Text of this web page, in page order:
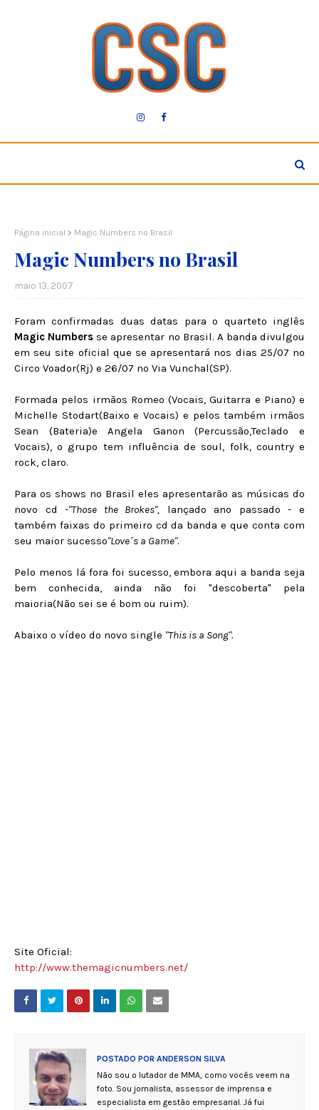
Página inicial Magic Numbers no Brasil
Magic Numbers no Brasil
maio 13, 2007
Foram confirmadas duas datas para o quarteto inglês
Magic Numbersse apresentar no Brasil. A banda divulgou
em seu site oficial que se apresentará nos dias 25/07 no
Circo Voador(Rj) e 26/07 no Via Vunchal(SP).
Formada pelos irmãos Romeo (Vocais, Guitarra e Piano) e
Michelle Stodart(Baixo e Vocais) e pelos também irmãos
Sean (Bateria)e Angela Ganon (Percussão,Teclado e
Vocais), o grupo tem influência de soul, folk, country e
rock, claro.
Para os shows no Brasil eles apresentarão as músicas do
novo cd -"Those the Brokes", lançado ano passado - e
também faixas do primeiro cd da banda e que conta com
seu maior sucesso"Love´s a Game".
Pelo menos lá fora foi sucesso, embora aqui a banda seja
bem conhecida, ainda não foi "descoberta" pela
maioria(Não sei se é bom ou ruim).
Abaixo o vídeo do novo single "This is a Song".
Site Oficial:
http://www.themagicnumbers.net/
POSTADO POR ANDERSON SILVA
Não sou o lutador de MMA, como vocês veem na
foto. Sou jornalista, assessor de imprensa e
especialista em gestão empresarial. Já fui